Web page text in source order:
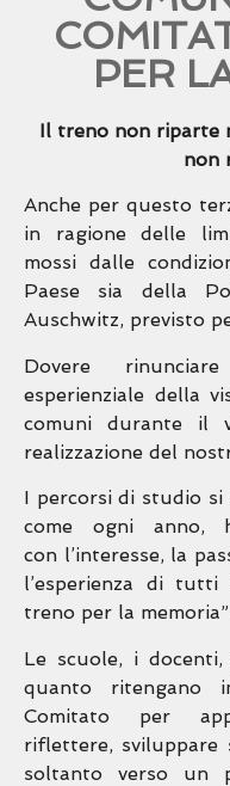
PER
Il treno non riparte
non
Anche per questo
in ragione delle
mossi dalle
Paese sia della
Auschwitz, previsto
Dovere
esperienziale della
comuni durante il
realizzazione del
I percorsi di studio si
come ogni anno,
con l’interesse, la
l’esperienza di tutti
treno per la
Le scuole, i
quanto ritengano
Comitato per
riflettere, sviluppare
soltanto verso un